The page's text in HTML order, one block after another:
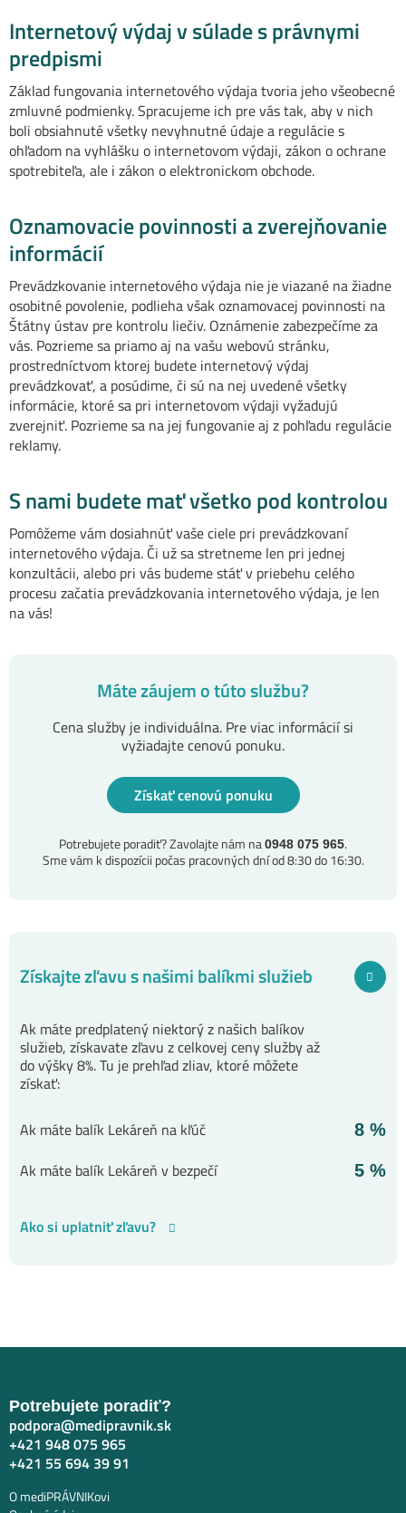
Internetový výdaj v súlade s právnymi
predpismi
Základ fungovania internetového výdaja tvoria jeho všeobecné
zmluvné podmienky. Spracujeme ich pre vás tak, aby v nich
boli obsiahnuté všetky nevyhnutné údaje a regulácie s
ohľadom na vyhlášku o internetovom výdaji, zákon o ochrane
spotrebiteľa, ale i zákon o elektronickom obchode.
Oznamovacie povinnosti a zverejňovanie
informácií
Prevádzkovanie internetového výdaja nie je viazané na žiadne
osobitné povolenie, podlieha však oznamovacej povinnosti na
Štátny ústav pre kontrolu liečiv. Oznámenie zabezpečíme za
vás. Pozrieme sa priamo aj na vašu webovú stránku,
prostredníctvom ktorej budete internetový výdaj
prevádzkovať, a posúdime, či sú na nej uvedené všetky
informácie, ktoré sa pri internetovom výdaji vyžadujú
zverejniť. Pozrieme sa na jej fungovanie aj z pohľadu regulácie
reklamy.
S nami budete mať všetko pod kontrolou
Pomôžeme vám dosiahnúť vaše ciele pri prevádzkovaní
internetového výdaja. Či už sa stretneme len pri jednej
konzultácii, alebo pri vás budeme stáť v priebehu celého
procesu začatia prevádzkovania internetového výdaja, je len
na vás!
Máte záujem o túto službu?
Cena služby je individuálna. Pre viac informácií si
vyžiadajte cenovú ponuku.
Získať cenovú ponuku
Potrebujete poradiť? Zavolajte nám na0948 075 965.
Sme vám k dispozícii počas pracovných dní od 8:30 do 16:30.
Získajte zľavu s našimi balíkmi služieb
Ak máte predplatený niektorý z našich balíkov
služieb, získavate zľavu z celkovej ceny služby až
do výšky 8%. Tu je prehľad zliav, ktoré môžete
získať:
Ak máte balík Lekáreň na kľúč 8 %
Ak máte balík Lekáreň v bezpečí 5 %
Ako si uplatniť zľavu?
Potrebujete poradiť?
podpora@medipravnik.sk
+421 948 075 965
+421 55 694 39 91
O mediPRÁVNIKovi